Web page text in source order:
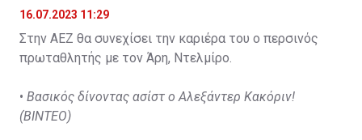
16.07.2023 11:29
Στην ΑΕΖ θα συνεχίσει την καριέρα του ο περσινός
πρωταθλητής με τον Άρη, Ντελμίρο.
• Βασικός δίνοντας ασίστ ο Αλεξάντερ Κακόριν!
(ΒΙΝΤΕΟ)